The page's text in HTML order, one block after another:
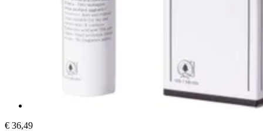
€ 36,49